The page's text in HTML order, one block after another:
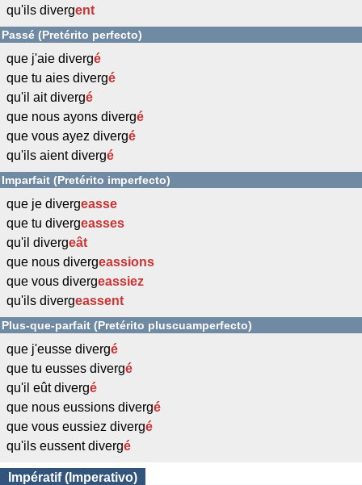
qu'ils divergent
Passé (Pretérito perfecto)
que j'aie divergé
que tu aies divergé
qu'il ait divergé
que nous ayons divergé
que vous ayez divergé
qu'ils aient divergé
Imparfait (Pretérito imperfecto)
que je divergeasse
que tu divergeasses
qu'il divergeât
que nous divergeassions
que vous divergeassiez
qu'ils divergeassent
Plus-que-parfait (Pretérito pluscuamperfecto)
que j'eusse divergé
que tu eusses divergé
qu'il eût divergé
que nous eussions divergé
que vous eussiez divergé
qu'ils eussent divergé
Impératif (Imperativo)